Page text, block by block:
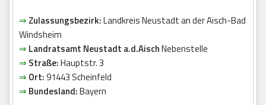
⇒ Zulassungsbezirk:Landkreis Neustadt an der Aisch-Bad
Windsheim
⇒ Landratsamt Neustadt a.d.AischNebenstelle
⇒ Straße:Hauptstr. 3
⇒ Ort:91443 Scheinfeld
⇒ Bundesland:Bayern